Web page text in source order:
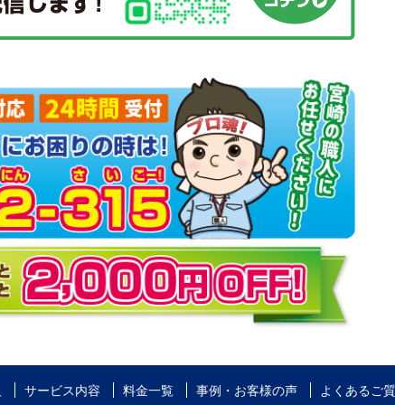
サービス内容 料金一覧 事例・お客様の声 よくあるご